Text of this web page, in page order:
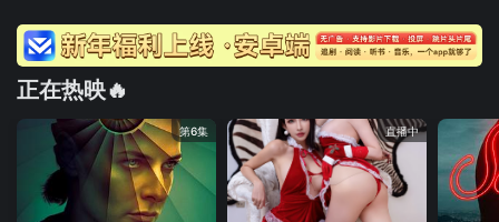
正在热映🔥
第6集 直播中